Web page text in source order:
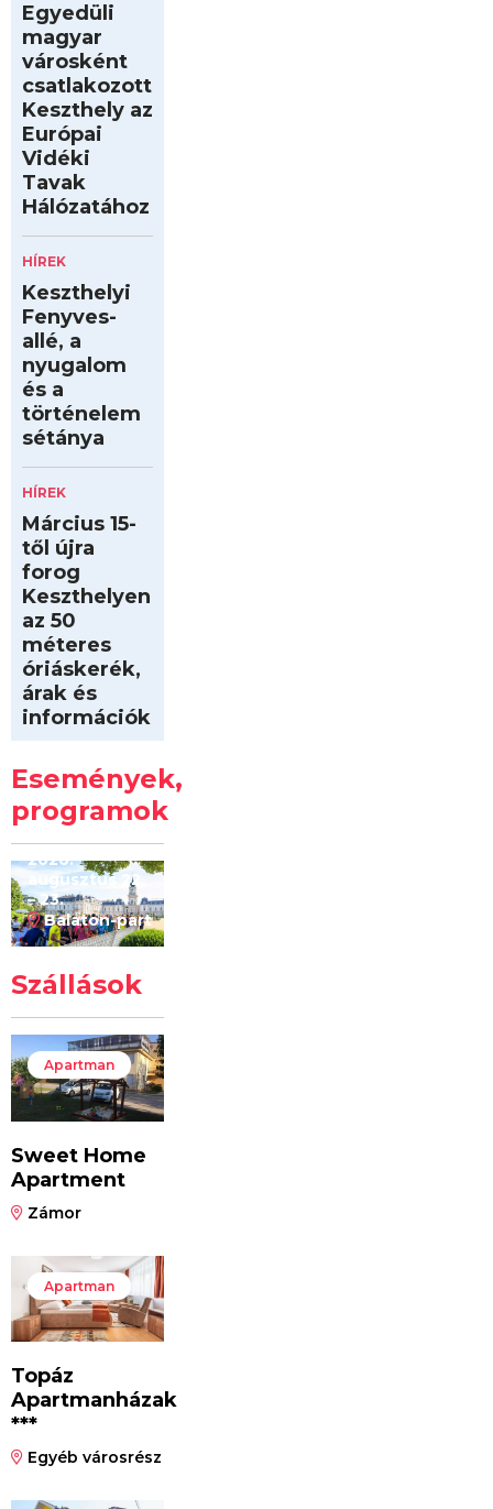
Egyedüli
magyar
városként
csatlakozott
Keszthely az
Európai
Vidéki
Tavak
Hálózatához
HÍREK
Keszthelyi
Fenyves-
allé, a
nyugalom
és a
történelem
sétánya
HÍREK
Március 15-
től újra
forog
Keszthelyen
az 50
méteres
óriáskerék,
árak és
információk
Események,
programok
Kilóméterek
2026
2026.
augusztus 22
– 23.
Balaton-part
Szállások
Apartman
Sweet Home
Apartment
Zámor
Apartman
Topáz
Apartmanházak
***
Egyéb városrész